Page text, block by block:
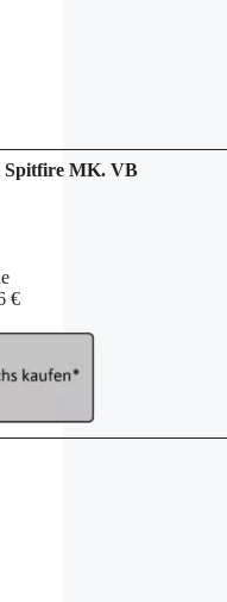
Spitfire MK. VB
€